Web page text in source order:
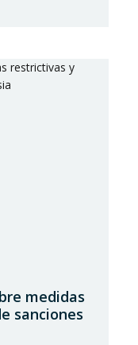
medidas
sanciones